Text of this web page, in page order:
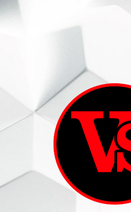
ВИННЫЙ СКЛАД